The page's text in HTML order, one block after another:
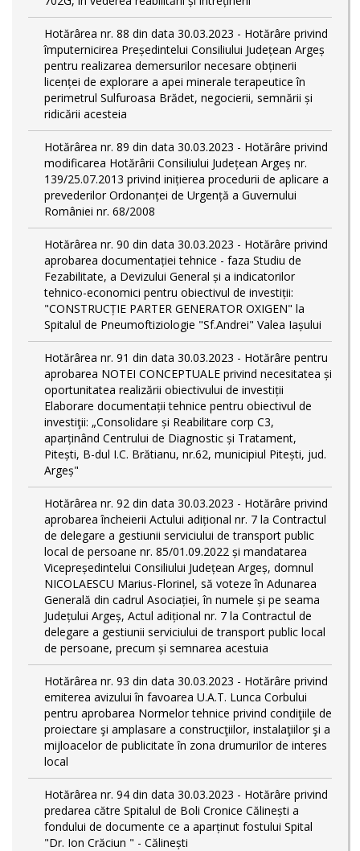
Hotărârea nr. 88 din data 30.03.2023 - Hotărâre privind
împuternicirea Președintelui Consiliului Județean Argeș
pentru realizarea demersurilor necesare obținerii
licenței de explorare a apei minerale terapeutice în
perimetrul Sulfuroasa Brădet, negocierii, semnării și
ridicării acesteia
Hotărârea nr. 89 din data 30.03.2023 - Hotărâre privind
modificarea Hotărârii Consiliului Județean Argeș nr.
139/25.07.2013 privind inițierea procedurii de aplicare a
prevederilor Ordonanței de Urgență a Guvernului
României nr. 68/2008
Hotărârea nr. 90 din data 30.03.2023 - Hotărâre privind
aprobarea documentației tehnice - faza Studiu de
Fezabilitate, a Devizului General și a indicatorilor
tehnico-economici pentru obiectivul de investiții:
"CONSTRUCȚIE PARTER GENERATOR OXIGEN" la
Spitalul de Pneumoftiziologie "Sf.Andrei" Valea Iașului
Hotărârea nr. 91 din data 30.03.2023 - Hotărâre pentru
aprobarea NOTEI CONCEPTUALE privind necesitatea și
oportunitatea realizării obiectivului de investiții
Elaborare documentații tehnice pentru obiectivul de
investiţii: „Consolidare și Reabilitare corp C3,
aparținând Centrului de Diagnostic și Tratament,
Pitești, B-dul I.C. Brătianu, nr.62, municipiul Pitești, jud.
Argeș"
Hotărârea nr. 92 din data 30.03.2023 - Hotărâre privind
aprobarea încheierii Actului adițional nr. 7 la Contractul
de delegare a gestiunii serviciului de transport public
local de persoane nr. 85/01.09.2022 și mandatarea
Vicepreședintelui Consiliului Județean Argeș, domnul
NICOLAESCU Marius-Florinel, să voteze în Adunarea
Generală din cadrul Asociației, în numele și pe seama
Județului Argeș, Actul adițional nr. 7 la Contractul de
delegare a gestiunii serviciului de transport public local
de persoane, precum și semnarea acestuia
Hotărârea nr. 93 din data 30.03.2023 - Hotărâre privind
emiterea avizului în favoarea U.A.T. Lunca Corbului
pentru aprobarea Normelor tehnice privind condiţiile de
proiectare şi amplasare a construcţiilor, instalaţiilor şi a
mijloacelor de publicitate în zona drumurilor de interes
local
Hotărârea nr. 94 din data 30.03.2023 - Hotărâre privind
predarea către Spitalul de Boli Cronice Călinești a
fondului de documente ce a aparținut fostului Spital
"Dr. Ion Crăciun " - Călinești